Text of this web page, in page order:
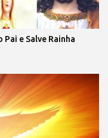
e Salve Rainha